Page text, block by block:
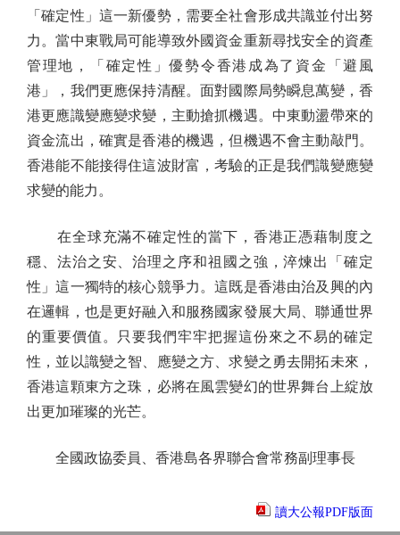
「確定性」這一新優勢，需要全社會形成共識並付出努
力。當中東戰局可能導致外國資金重新尋找安全的資產
管理地，「確定性」優勢令香港成為了資金「避風
港」，我們更應保持清醒。面對國際局勢瞬息萬變，香
港更應識變應變求變，主動搶抓機遇。中東動盪帶來的
資金流出，確實是香港的機遇，但機遇不會主動敲門。
香港能不能接得住這波財富，考驗的正是我們識變應變
求變的能力。
在全球充滿不確定性的當下，香港正憑藉制度之
穩、法治之安、治理之序和祖國之強，淬煉出「確定
性」這一獨特的核心競爭力。這既是香港由治及興的內
在邏輯，也是更好融入和服務國家發展大局、聯通世界
的重要價值。只要我們牢牢把握這份來之不易的確定
性，並以識變之智、應變之方、求變之勇去開拓未來，
香港這顆東方之珠，必將在風雲變幻的世界舞台上綻放
出更加璀璨的光芒。
全國政協委員、香港島各界聯合會常務副理事長
讀大公報PDF版面